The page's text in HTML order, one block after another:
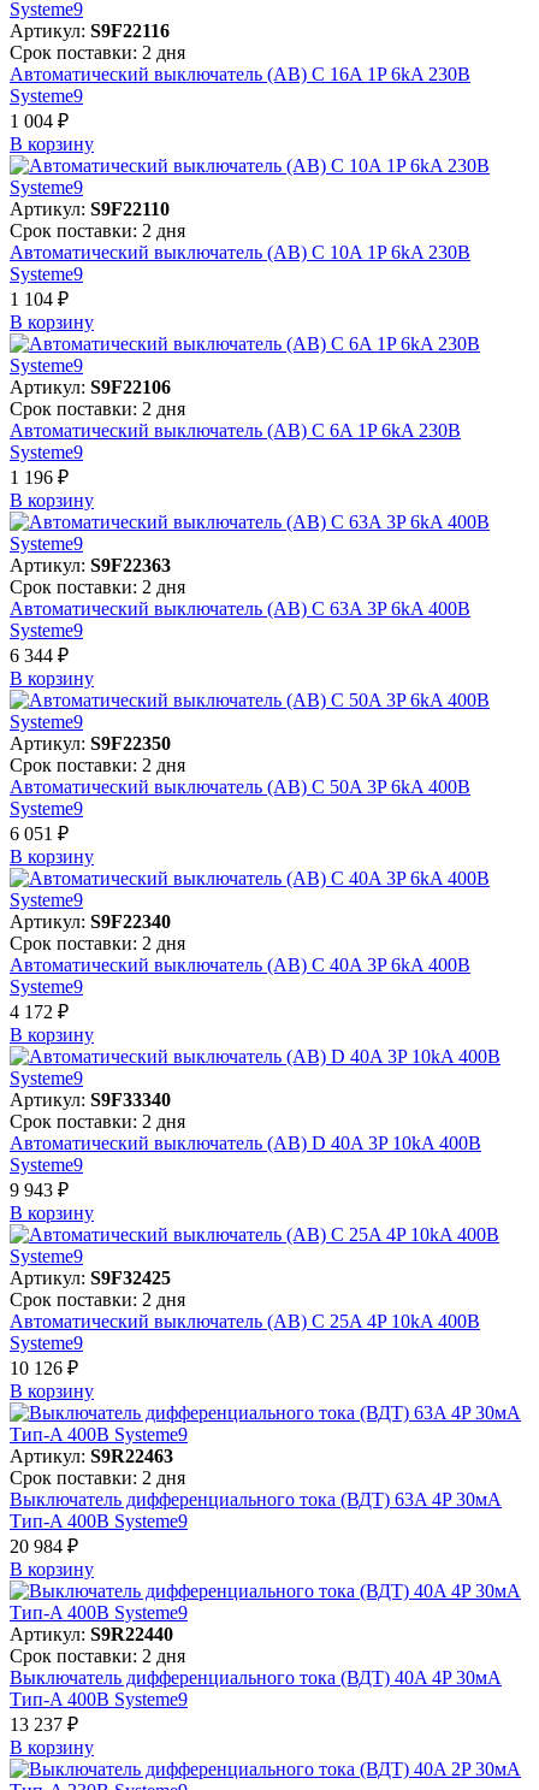
Артикул: S9F22116
Срок поставки: 2 дня
Автоматический выключатель (АВ) C 16A 1P 6kA 230В
Systeme9
1 004 ₽
В корзинy
Артикул: S9F22110
Срок поставки: 2 дня
Автоматический выключатель (АВ) C 10A 1P 6kA 230В
Systeme9
1 104 ₽
В корзинy
Артикул: S9F22106
Срок поставки: 2 дня
Автоматический выключатель (АВ) C 6A 1P 6kA 230В
Systeme9
1 196 ₽
В корзинy
Артикул: S9F22363
Срок поставки: 2 дня
Автоматический выключатель (АВ) C 63A 3P 6kA 400В
Systeme9
6 344 ₽
В корзинy
Артикул: S9F22350
Срок поставки: 2 дня
Автоматический выключатель (АВ) C 50A 3P 6kA 400В
Systeme9
6 051 ₽
В корзинy
Артикул: S9F22340
Срок поставки: 2 дня
Автоматический выключатель (АВ) C 40A 3P 6kA 400В
Systeme9
4 172 ₽
В корзинy
Артикул: S9F33340
Срок поставки: 2 дня
Автоматический выключатель (АВ) D 40A 3P 10kA 400В
Systeme9
9 943 ₽
В корзинy
Артикул: S9F32425
Срок поставки: 2 дня
Автоматический выключатель (АВ) C 25A 4P 10kA 400В
Systeme9
10 126 ₽
В корзинy
Артикул: S9R22463
Срок поставки: 2 дня
Выключатель дифференциального тока (ВДТ) 63A 4P 30мА
Тип-A 400В Systeme9
20 984 ₽
В корзинy
Артикул: S9R22440
Срок поставки: 2 дня
Выключатель дифференциального тока (ВДТ) 40A 4P 30мА
Тип-A 400В Systeme9
13 237 ₽
В корзинy